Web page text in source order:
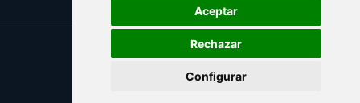
Aceptar
Rechazar
Configurar
Update cookies preferences
Copyright © 2025 electores.es